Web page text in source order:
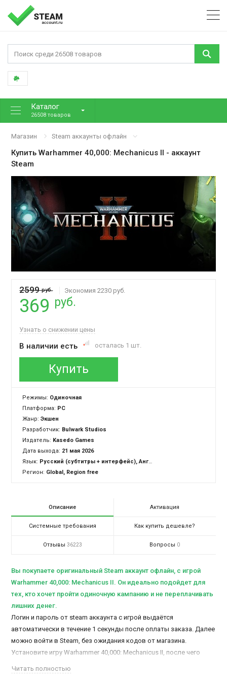
Каталог
26508 товаров
Магазин Steam аккаунты офлайн
КупитьWarhammer 40,000: Mechanicus II - аккаунт
Steam
2599руб. Экономия 2230 руб.
369 руб.
Узнать о снижении цены
В наличии есть осталась 1 шт.
Купить
Режимы: Одиночная
Платформа: PC
Жанр:Экшен
Разработчик: Bulwark Studios
Издатель: Kasedo Games
Дата выхода: 21 мая 2026
Язык: Русский (субтитры + интерфейс), Английский (озвучка + субтитры + интерфейс)
Регион: Global, Region free
Описание Активация
Системные требования Как купить дешевле?
Отзывы 36223 Вопросы 0
Вы покупаете оригинальный Steam аккаунт офлайн, c игрой
Warhammer 40,000: Mechanicus II. Он идеально подойдет для
тех, кто хочет пройти одиночную кампанию и не переплачивать
лишних денег.
Логин и пароль от steam аккаунта с игрой выдаётся
автоматически в течение 1 секунды после оплаты заказа. Далее
можно войти в Steam, без ожидания кодов от магазина.
Установите игру Warhammer 40,000: Mechanicus II, после чего
Доступ к аккаунту остается у Вас навсегда. Время игры не
Читать полностью